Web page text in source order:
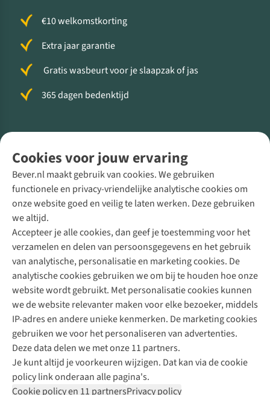
Cookies voor jouw ervaring
Bever.nl maakt gebruik van cookies. We gebruiken
functionele en privacy-vriendelijke analytische cookies om
onze website goed en veilig te laten werken. Deze gebruiken
we altijd.
Accepteer je alle cookies, dan geef je toestemming voor het
verzamelen en delen van persoonsgegevens en het gebruik
van analytische, personalisatie en marketing cookies. De
analytische cookies gebruiken we om bij te houden hoe onze
website wordt gebruikt. Met personalisatie cookies kunnen
we de website relevanter maken voor elke bezoeker, middels
IP-adres en andere unieke kenmerken. De marketing cookies
gebruiken we voor het personaliseren van advertenties.
Deze data delen we met onze 11 partners.
Je kunt altijd je voorkeuren wijzigen. Dat kan via de cookie
policy link onderaan alle pagina's.
Cookie policy en 11 partnersPrivacy policy
€10 welkomstkorting
Extra jaar garantie
Gratis wasbeurt voor je slaapzak of jas
365 dagen bedenktijd
Direct advies van een Buitenexpert
+31 (0)85 888 50 88
+31 6 12 28 49 80
Contactformulier